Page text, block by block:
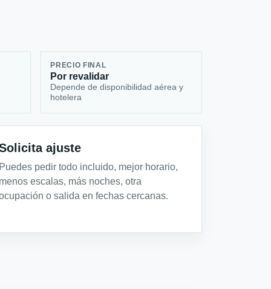
PRECIO FINAL
Por revalidar
Depende de disponibilidad aérea y
hotelera
ajuste
Puedes pedir todo incluido, mejor horario,
menos escalas, más noches, otra
o salida en fechas cercanas.